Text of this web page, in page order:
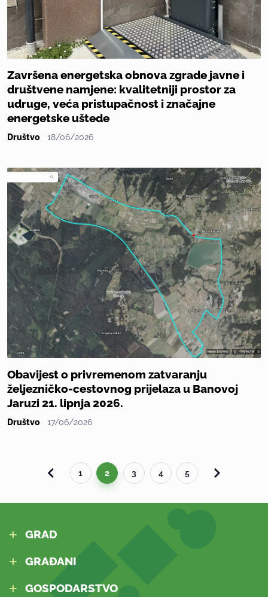
Završena energetska obnova zgrade javne i
društvene namjene: kvalitetniji prostor za
udruge, veća pristupačnost i značajne
energetske uštede
Društvo 18/06/2026
Obavijest o privremenom zatvaranju
željezničko-cestovnog prijelaza u Banovoj
Jaruzi 21. lipnja 2026.
Društvo 17/06/2026
1 2 3 4 5
GRAD
GRAĐANI
GOSPODARSTVO